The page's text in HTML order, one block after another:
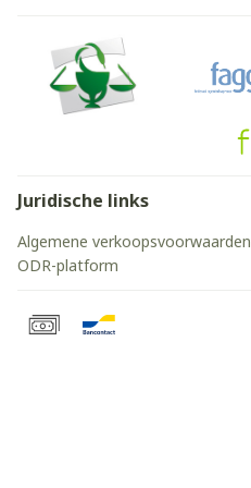
Juridische links
Algemene verkoopsvoorwaarden
ODR-platform